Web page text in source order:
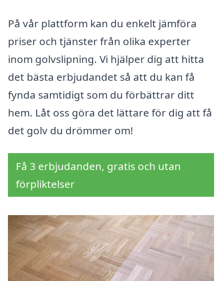
På vår plattform kan du enkelt jämföra
priser och tjänster från olika experter
inom golvslipning. Vi hjälper dig att hitta
det bästa erbjudandet så att du kan få
fynda samtidigt som du förbättrar ditt
hem. Låt oss göra det lättare för dig att få
det golv du drömmer om!
Få 3 erbjudanden, gratis och utan
förpliktelser